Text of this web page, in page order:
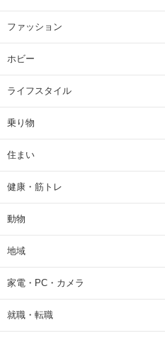
ファッション
ホビー
ライフスタイル
乗り物
住まい
健康・筋トレ
動物
地域
家電・PC・カメラ
就職・転職